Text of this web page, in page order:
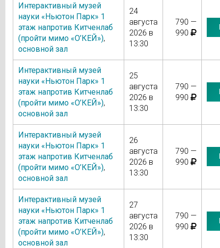
Интерактивный музей
науки «Ньютон Парк» 1
этаж напротив Китченлаб
(пройти мимо «О’КЕЙ»),
основной зал
24
августа
2026 в
13:30
790 —
990
Интерактивный музей
науки «Ньютон Парк» 1
этаж напротив Китченлаб
(пройти мимо «О’КЕЙ»),
основной зал
25
августа
2026 в
13:30
790 —
990
Интерактивный музей
науки «Ньютон Парк» 1
этаж напротив Китченлаб
(пройти мимо «О’КЕЙ»),
основной зал
26
августа
2026 в
13:30
790 —
990
Интерактивный музей
науки «Ньютон Парк» 1
этаж напротив Китченлаб
(пройти мимо «О’КЕЙ»),
основной зал
27
августа
2026 в
13:30
790 —
990